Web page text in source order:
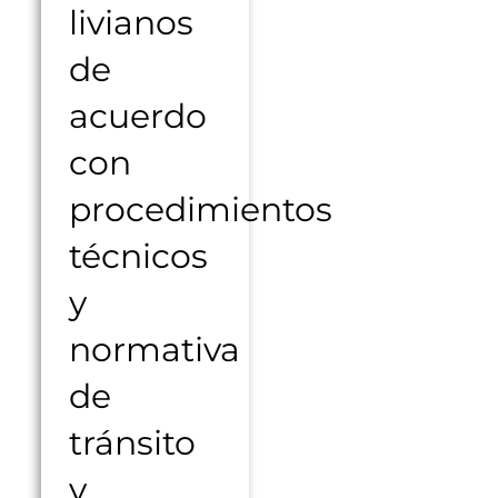
livianos
de
acuerdo
con
procedimientos
técnicos
y
normativa
de
tránsito
y